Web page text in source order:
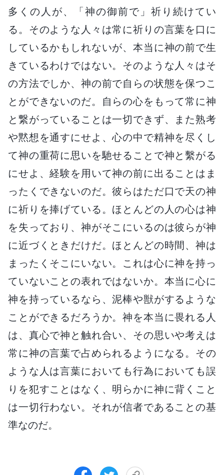
多くの人が、「神の御前で」祈り続けてい
る。そのような人々は常に祈りの言葉を口に
しているかもしれないが、本当に神の前で生
きているわけではない。そのような人々はそ
の方法でしか、神の前で自らの状態を保つこ
とができないのだ。自らの心をもって常に神
と繋がっていることは一切できず、また熟考
や黙想を通すにせよ、心の中で精神を尽くし
て神の重荷に思いを馳せることで神と繫がる
にせよ、経験を用いて神の前に出ることはま
ったくできないのだ。彼らはただ口で天の神
に祈りを捧げている。ほとんどの人の心は神
を失っており、神がそこにいるのは彼らが神
に近づくときだけだ。ほとんどの時間、神は
まったくそこにいない。これは心に神を持っ
ていないことの表れではないか。本当に心に
神を持っているなら、泥棒や獣がするような
ことができるだろうか。神を本当に畏れる人
は、真心で神と触れ合い、その思いや考えは
常に神の言葉で占められるようになる。その
ような人は言葉においても行為においても誤
りを犯すことはなく、明らかに神に背くこと
は一切行わない。それが信者であることの基
準なのだ。